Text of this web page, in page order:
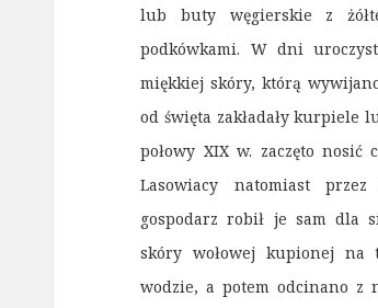
lub buty węgierskie z
podkówkami. W dni
miękkiej skóry, którą
od święta zakładały kurpiele
połowy XIX w. zaczęto
Lasowiacy natomiast
gospodarz robił je sam dla
skóry wołowej kupionej na
wodzie, a potem odcinano z